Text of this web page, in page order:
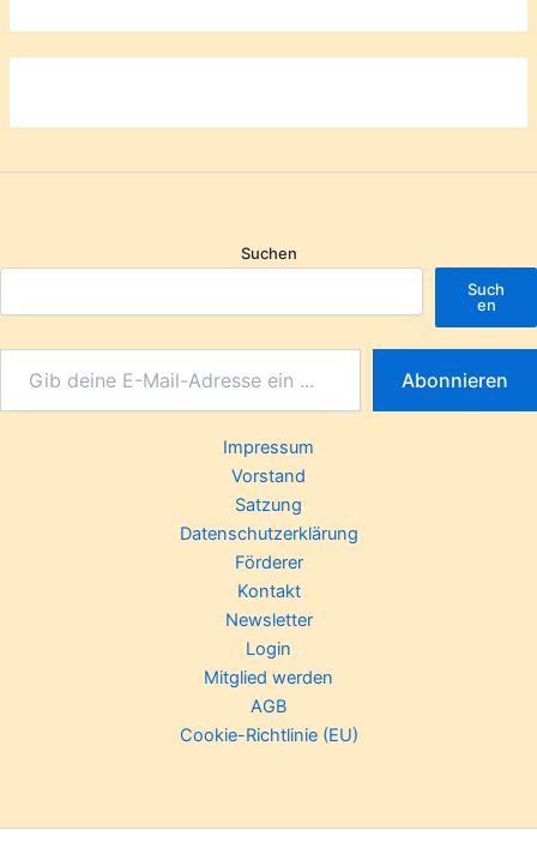
Suchen
Such
en
Abonnieren
Impressum
Vorstand
Satzung
Datenschutzerklärung
Förderer
Kontakt
Newsletter
Login
Mitglied werden
AGB
Cookie-Richtlinie (EU)